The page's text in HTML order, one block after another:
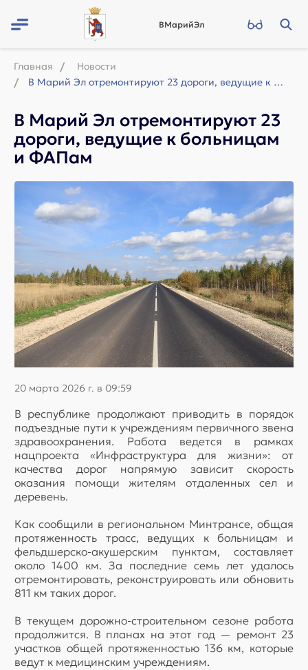
ВМарийЭл
Главная
Новости
В Марий Эл отремонтируют 23 дороги, ведущие к больницам и ФАПам
В Марий Эл отремонтируют 23
дороги, ведущие к больницам
и ФАПам
20 марта 2026 г. в 09:59
В республике продолжают приводить в порядок
подъездные пути к учреждениям первичного звена
здравоохранения. Работа ведется в рамках
нацпроекта «Инфраструктура для жизни»: от
качества дорог напрямую зависит скорость
оказания помощи жителям отдаленных сел и
деревень.
Как сообщили в региональном Минтрансе, общая
протяженность трасс, ведущих к больницам и
фельдшерско-акушерским пунктам, составляет
около 1400 км. За последние семь лет удалось
отремонтировать, реконструировать или обновить
811 км таких дорог.
В текущем дорожно-строительном сезоне работа
продолжится. В планах на этот год — ремонт 23
участков общей протяженностью 136 км, которые
ведут к медицинским учреждениям.